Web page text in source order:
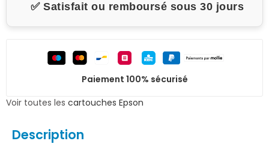
✅ Satisfait ou remboursé sous 30 jours
Paiement 100% sécurisé
Voir toutes les cartouches Epson
Description